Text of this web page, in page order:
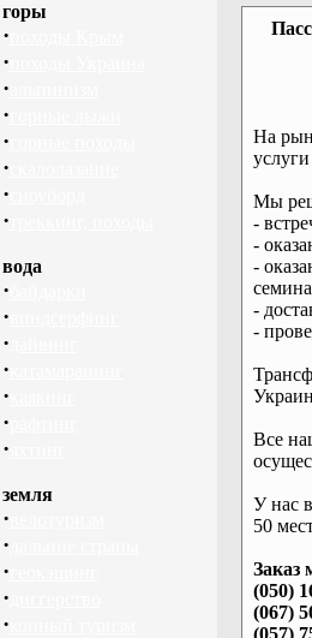
горы
·
·
·
·
·
·
·
·
вода
·
·
·
·
·
·
·
земля
·
·
·
·
·
На
Мы
-
-
-
-
-
Все
У нас
50
Заказ
(050)
(067)
(057)